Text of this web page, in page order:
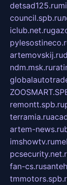
detsad125.ru
council.spb.ru
iclub.net.ru
artemovskij.ru
ndm.msk.ru
remontt.spb.ru
terramia.ru
artem-news.ru
imshowtv.ru
fan-cs.ru